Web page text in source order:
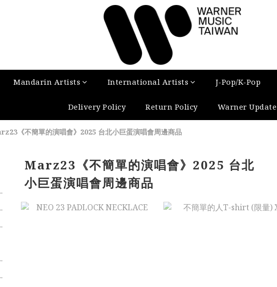
Mandarin Artists International Artists J-Pop/K-Pop
Delivery Policy Return Policy Warner Update
《不簡單的演唱會》2025 台北小巨蛋演唱會周邊商品
Marz23《不簡單的演唱會》2025 台北
小巨蛋演唱會周邊商品